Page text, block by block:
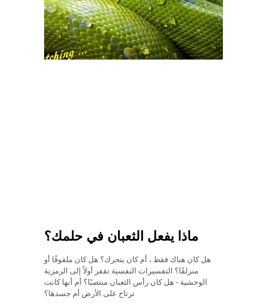
ماذا يفعل الثعبان في حلمك؟
هل كان هناك فقط ، أم كان يتحرك؟ هل كان ملفوفًا أو
منزلقًا؟ التفسيرات النفسية تقفز أولاً إلى الرمزية
الوحشية - هل كان رأس الثعبان منتصبًا؟ أم أنها كانت
ترتاح على الأرض أم جسدها؟